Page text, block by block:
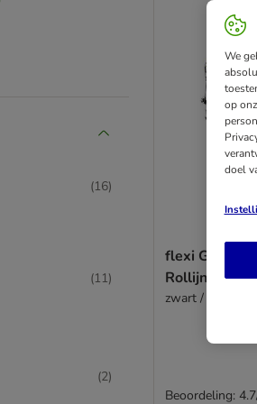
(16)
(11)
(2)
flexi Giant
Rollijn, 10
zwart /
Beoordeling:
We
op
doel